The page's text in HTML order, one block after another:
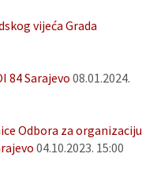
vijeća Grada
84 Sarajevo 08.01.2024.
Odbora za organizaciju
04.10.2023. 15:00